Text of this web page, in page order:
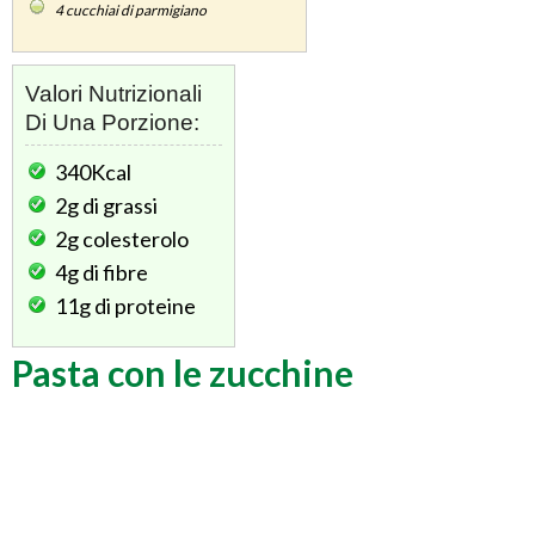
4cucchiai di parmigiano
Valori Nutrizionali
Di Una Porzione:
340Kcal
2gdi grassi
2gcolesterolo
4gdi fibre
11gdi proteine
Pasta con le zucchine